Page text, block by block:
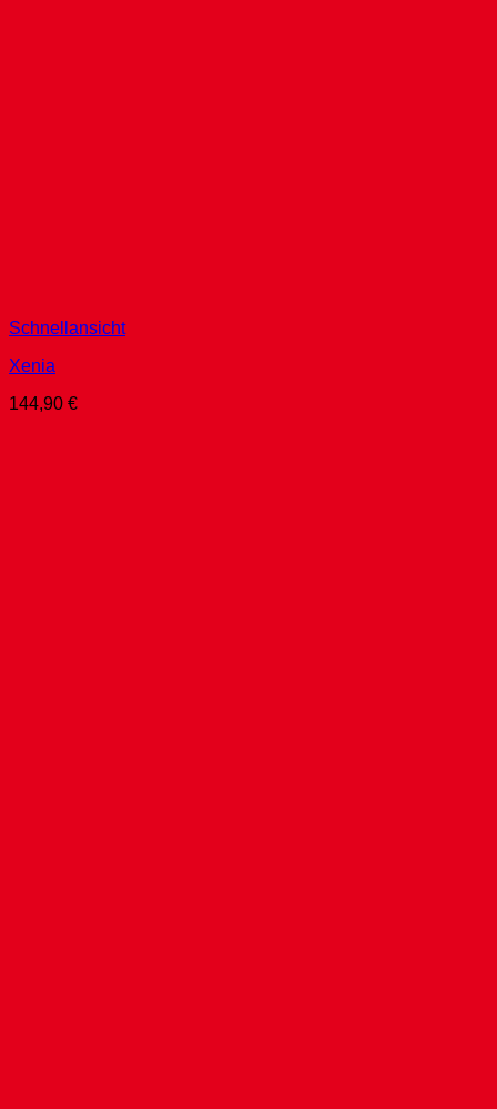
Schnellansicht
Xenia
144,90 €